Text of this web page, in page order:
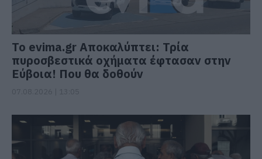
Το evima.gr Αποκαλύπτει: Τρία
πυροσβεστικά οχήματα έφτασαν στην
Εύβοια! Που θα δοθούν